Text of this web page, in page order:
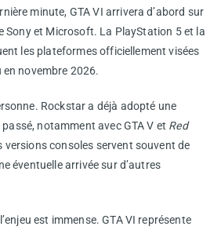
minute, GTA VI arrivera d’abord sur
Sony et Microsoft. La PlayStation 5 et la
les plateformes officiellement visées
novembre 2026.
Rockstar a déjà adopté une
notamment avec GTA V et Red
versions consoles servent souvent de
éventuelle arrivée sur d’autres
est immense. GTA VI représente